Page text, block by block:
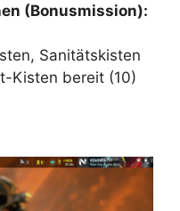
(Bonusmission):
Sanitätskisten
Kisten bereit (10)